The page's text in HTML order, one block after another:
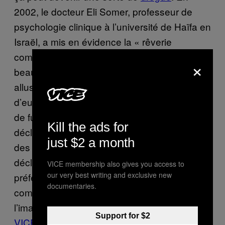
2002, le docteur Eli Somer, professeur de
psychologie clinique à l’université de Haïfa en
Israël, a mis en évidence la « rêverie
compulsive ». Il s’est rendu compte que
beaucoup de jeunes faisaient fréquemment
allusion à des rêves de versions améliorées
d’eux-mêmes, d’amitié, de célébrité, d’amour,
de fuite. Et dans de nombreux cas, l’élément
déclencheur de cette rêverie compulsive était
des musiques chargées en émotion qui
déclenchent et prolongent leurs scénarios
préférés. « ​​Certains se servent de la musique
comme d’une toile de fond émotionnelle, à
l’image de la bande-son d’un film », disait-il à
VICE
. Alors okay, vous voulez vivre
×
Kill the ads for
just $2 a month
VICE membership also gives you access to
our very best writing and exclusive new
documentaries.
Support for $2